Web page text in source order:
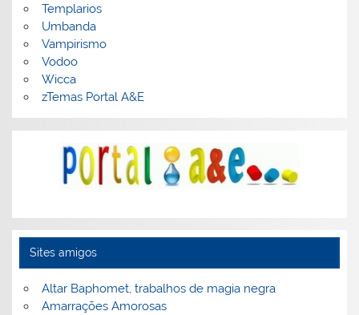
Templarios
Umbanda
Vampirismo
Vodoo
Wicca
zTemas Portal A&E
Sites amigos
Altar Baphomet, trabalhos de magia negra
Amarrações Amorosas